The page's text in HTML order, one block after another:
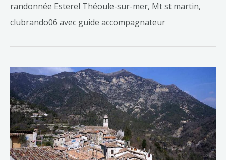
randonnée Esterel Théoule-sur-mer, Mt st martin,
clubrando06 avec guide accompagnateur